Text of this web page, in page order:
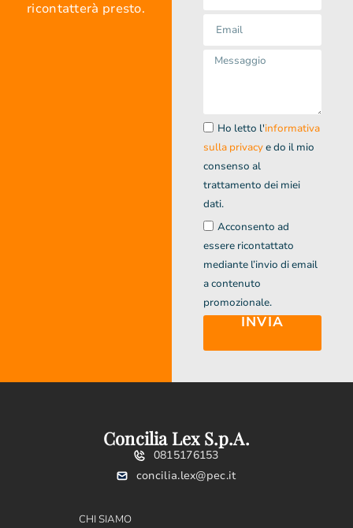
ricontatterà presto.
Ho letto l'informativa
sulla privacye do il mio
consenso al
trattamento dei miei
dati.
Acconsento ad
essere ricontattato
mediante l’invio di email
a contenuto
promozionale.
INVIA
Concilia Lex S.p.A.
0815176153
concilia.lex@pec.it
CHI SIAMO